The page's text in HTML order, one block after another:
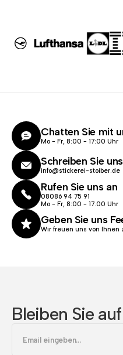
Chatten Sie mit
Mo - Fr, 8:00 - 17:00 Uhr
Schreiben Sie uns
info@stickerei-stoiber.de
Rufen Sie uns an
08086 94 75 91
Mo - Fr, 8:00 - 17.00 Uhr
Geben Sie uns
Wir freuen uns von Ihnen
Bleiben Sie